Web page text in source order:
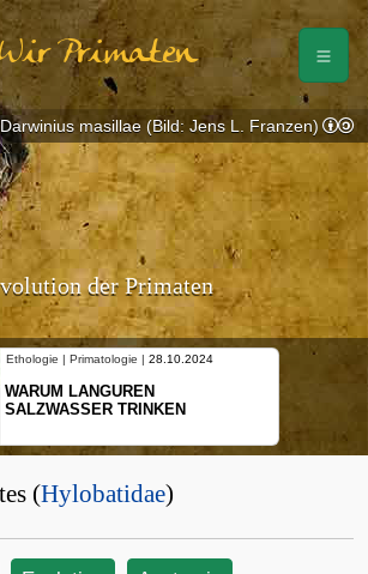
Primaten
der Primaten
Ethologie | Primatologie | 28.10.2024
WARUM LANGUREN
SALZWASSER TRINKEN
Darwinius masillae (Bild: Jens L. Franzen)
(Hylobatidae)